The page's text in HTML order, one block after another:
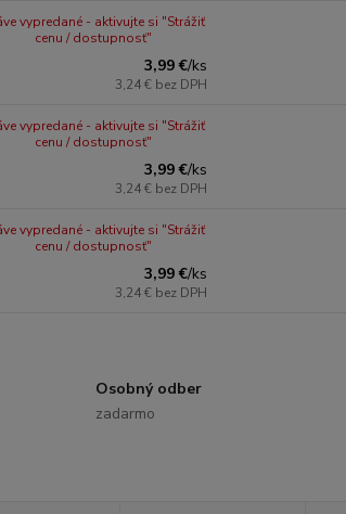
3,99 €/ks
3,24 € bez DPH
vypredané - aktivujte si "Strážiť
cenu / dostupnosť"
3,99 €/ks
3,24 € bez DPH
vypredané - aktivujte si "Strážiť
cenu / dostupnosť"
3,99 €/ks
3,24 € bez DPH
vypredané - aktivujte si "Strážiť
cenu / dostupnosť"
Osobný odber
zadarmo